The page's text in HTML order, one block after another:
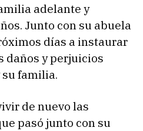
adelante y
Junto con su abuela
días a instaurar
daños y perjuicios
su familia.
de nuevo las
pasó junto con su